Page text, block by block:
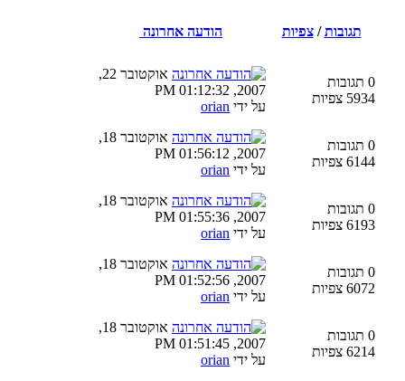
תגובות/צפיות הודעה אחרונה
0 תגובות
5934 צפיות
אוקטובר 22,
2007, 01:12:32 PM
על ידי orian
0 תגובות
6144 צפיות
אוקטובר 18,
2007, 01:56:12 PM
על ידי orian
0 תגובות
6193 צפיות
אוקטובר 18,
2007, 01:55:36 PM
על ידי orian
0 תגובות
6072 צפיות
אוקטובר 18,
2007, 01:52:56 PM
על ידי orian
0 תגובות
6214 צפיות
אוקטובר 18,
2007, 01:51:45 PM
על ידי orian